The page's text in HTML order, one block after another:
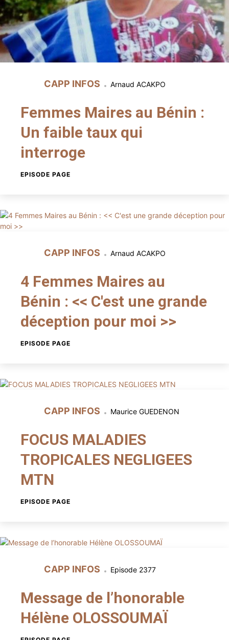
CAPP INFOS Arnaud ACAKPO
Femmes Maires au Bénin :
Un faible taux qui
interroge
EPISODE PAGE
CAPP INFOS Arnaud ACAKPO
4 Femmes Maires au
Bénin : << C'est une grande
déception pour moi >>
EPISODE PAGE
CAPP INFOS Maurice GUEDENON
FOCUS MALADIES
TROPICALES NEGLIGEES
MTN
EPISODE PAGE
CAPP INFOS Episode 2377
Message de l’honorable
Hélène OLOSSOUMAÏ